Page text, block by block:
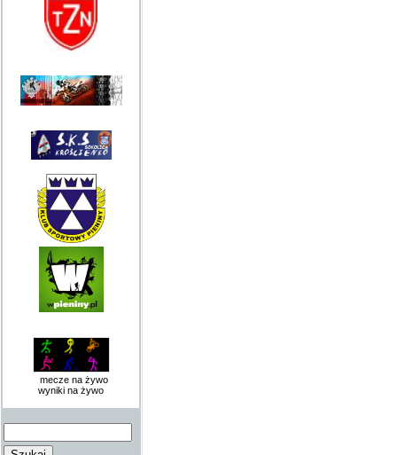
mecze na żywo
wyniki na żywo